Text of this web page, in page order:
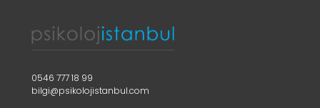
0546 777 18 99
bilgi@psikolojistanbul.com